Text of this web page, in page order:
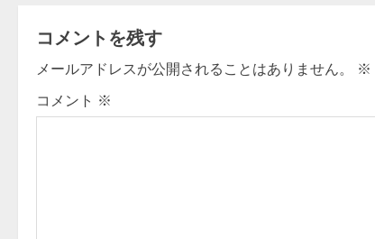
n
a
v
コメントを残す
メールアドレスが公開されることはありません。 ※
コメント ※